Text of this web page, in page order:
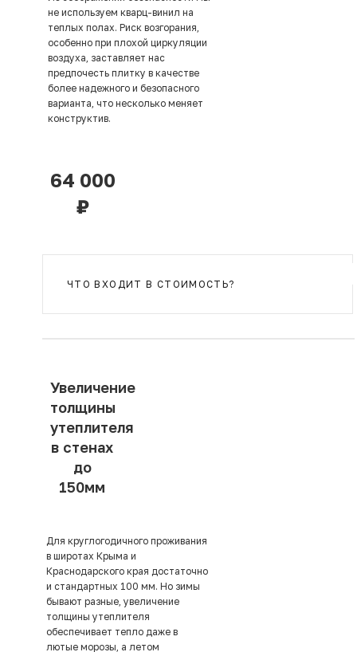
не используем кварц-винил на
теплых полах. Риск возгорания,
особенно при плохой циркуляции
воздуха, заставляет нас
предпочесть плитку в качестве
более надежного и безопасного
варианта, что несколько меняет
конструктив.
64 000
₽
ЧТО ВХОДИТ В СТОИМОСТЬ?
Увеличение
толщины
утеплителя
в стенах
до
150мм
Для круглогодичного проживания
в широтах Крыма и
Краснодарского края достаточно
и стандартных 100 мм. Но зимы
бывают разные, увеличение
толщины утеплителя
обеспечивает тепло даже в
лютые морозы, а летом